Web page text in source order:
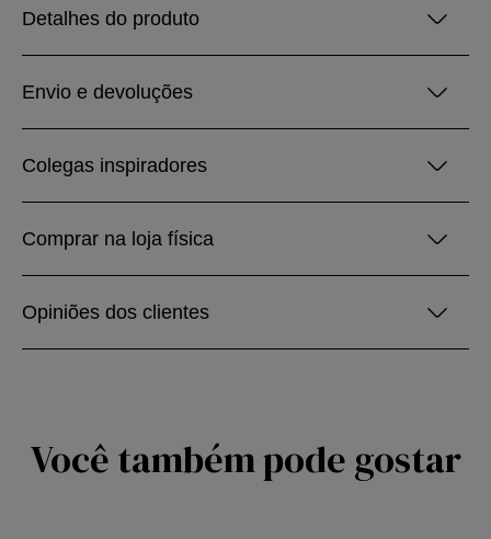
Detalhes do produto
Envio e devoluções
Colegas inspiradores
Comprar na loja física
Opiniões dos clientes
Você também pode gostar